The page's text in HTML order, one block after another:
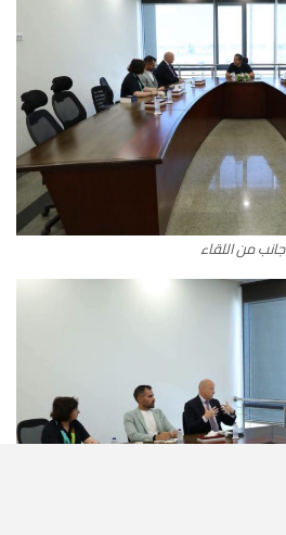
جانب من اللقاء